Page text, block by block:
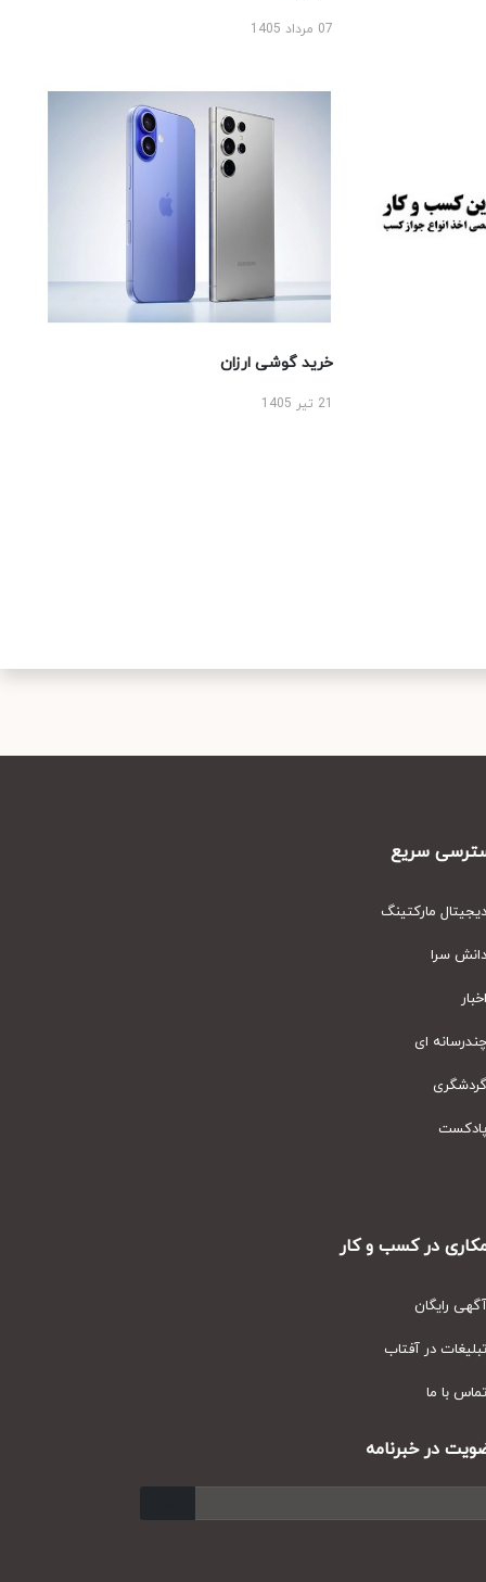
07 مرداد 1405
خرید گوشی ارزان
سریع
مارکتینگ
سرا
ای
در کسب و کار
رایگان
در آفتاب
با ما
در خبرنامه